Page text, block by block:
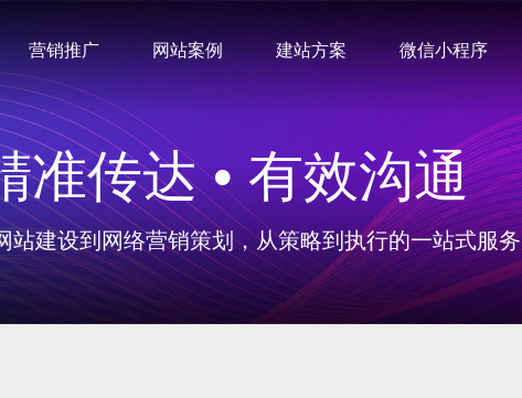
营销推广 网站案例 建站方案 微信小程序
准传达 • 有效沟通
站建设到网络营销策划，从策略到执行的一站式服务